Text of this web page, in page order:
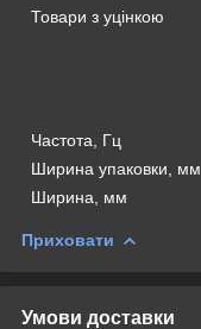
Товари з уцінкою
Частота, Гц
Ширина упаковки, мм
Ширина, мм
Приховати
Умови доставки